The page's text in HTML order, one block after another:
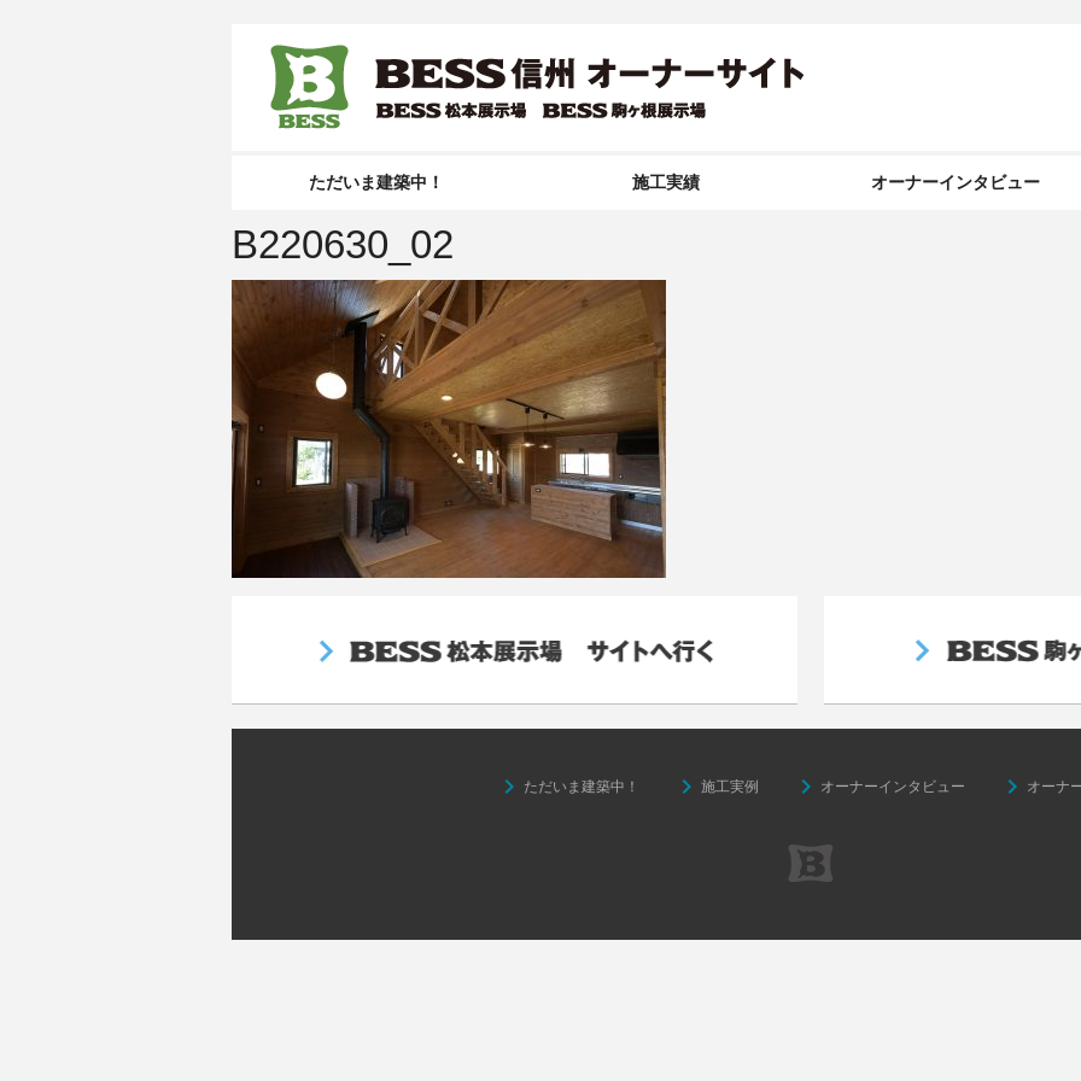
ただいま建築中！ 施工実績 オーナーインタビュー
B220630_02
keyboard_arrow_right ただいま建築中！ keyboard_arrow_right 施工実例 keyboard_arrow_right オーナーインタビュー keyboard_arrow_right オーナ